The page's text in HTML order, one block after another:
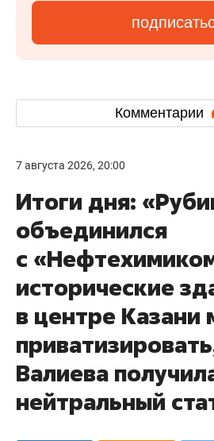
Комментарии
7 августа 2026, 20:00
Итоги дня:
объединился
с
исторические
в центре Казани
Валиева
нейтральный